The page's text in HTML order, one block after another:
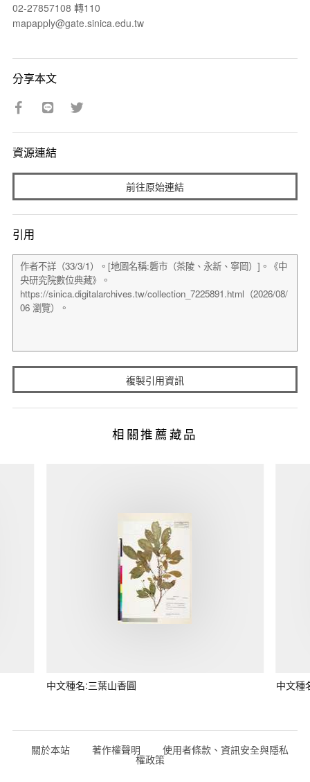
02-27857108 轉110
mapapply@gate.sinica.edu.tw
分享本文
資源連結
前往原始連結
引用
複製引用資訊
相關推薦藏品
中文種名:三葉山香圓 中文種
關於本站 著作權聲明 使用者條款、資訊安全與隱私
權政策